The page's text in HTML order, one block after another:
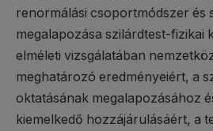
renormálási csoportmódszer és
megalapozása szilárdtest-fizikai
elméleti vizsgálatában
meghatározó eredményeiért, a
oktatásának megalapozásához
kiemelkedő hozzájárulásáért, a